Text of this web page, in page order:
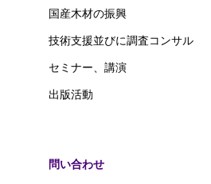
国産木材の振興
技術支援並びに調査コンサル
セミナー、講演
出版活動
問い合わせ